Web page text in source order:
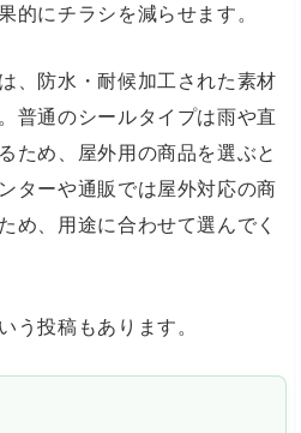
的にチラシを減らせます。
、防水・耐候加工された素材
普通のシールタイプは雨や直
ため、屋外用の商品を選ぶと
ターや通販では屋外対応の商
め、用途に合わせて選んでく
う投稿もあります。